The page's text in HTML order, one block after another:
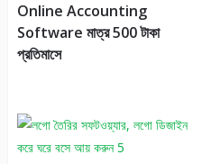
Online Accounting
Software মাত্র 500 টাকা
প্রতিমাসে